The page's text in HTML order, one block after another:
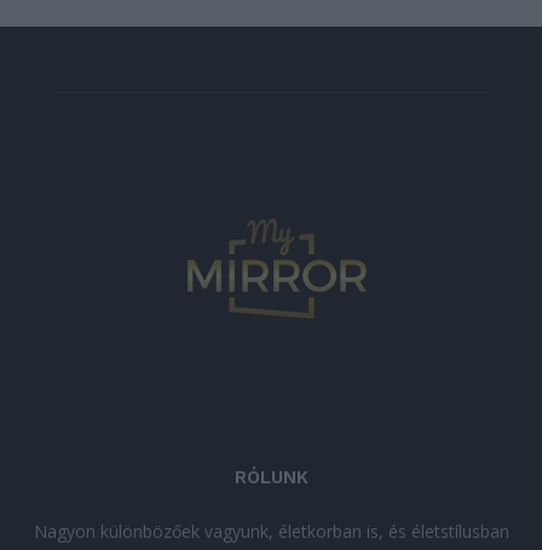
RÓLUNK
Nagyon különbözőek vagyunk, életkorban is, és életstílusban